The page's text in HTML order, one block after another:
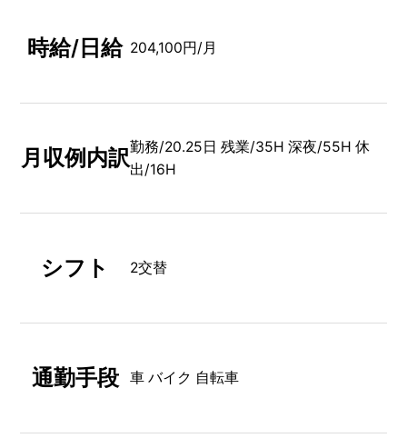
時給/日給 204,100円/月
月収例内訳勤務/20.25日 残業/35H 深夜/55H 休
出/16H
シフト 2交替
通勤手段 車 バイク 自転車